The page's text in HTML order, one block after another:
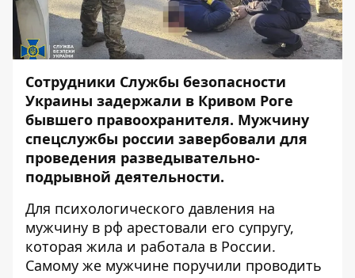
Сотрудники Службы безопасности
Украины задержали в Кривом Роге
бывшего правоохранителя. Мужчину
спецслужбы россии завербовали для
проведения разведывательно-
подрывной деятельности.
Для психологического давления на
мужчину в рф арестовали его супругу,
которая жила и работала в России.
Самому же мужчине поручили проводить